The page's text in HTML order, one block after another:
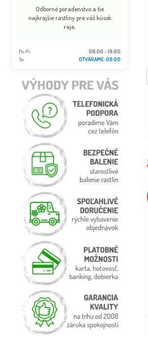
Odborné poradenstvo a tie
najkrajšie rastliny pre váš kúsok
raja.
Po-Pi:
08:00 - 18:00
So:
OTVÁRAME: 08:00